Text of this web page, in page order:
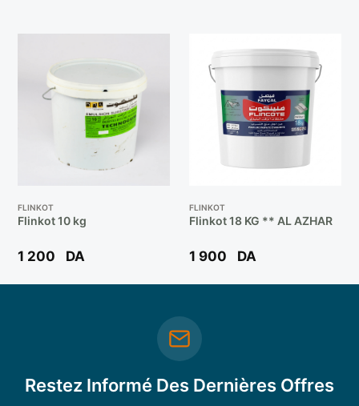
FLINKOT
Flinkot 10 kg
1 200 DA
FLINKOT
Flinkot 18 KG ** AL AZHAR
1 900 DA
Restez Informé Des Dernières Offres